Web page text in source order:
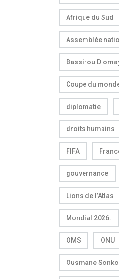
Afrique du Sud
Assemblée
Bassirou
Coupe du
diplomatie
droits humains
FIFA
gouvernance
Lions de l’Atlas
Mondial 2026.
OMS ONU
Ousmane Sonko